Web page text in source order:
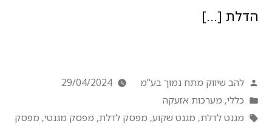
הדלת […]
להב שיווק מתח נמוך בע"מ
29/04/2024
כללי, מערכות אזעקה
מגנט לדלת, מגנט שקוע, מפסק לדלת, מפסק מגנטי, מפסק